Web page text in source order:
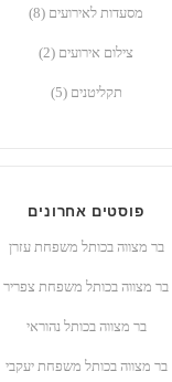
מסעדות לאירועים (8)
צילום אירועים (2)
תקליטנים (5)
פוסטים אחרונים
בר מצווה בכותל ‎⁨משפחת עזרן
בר מצווה בכותל ‎⁨משפחת צפריר
בר מצווה בכותל נהוראי
בר מצווה בכותל ‎⁨משפחת יעקבי